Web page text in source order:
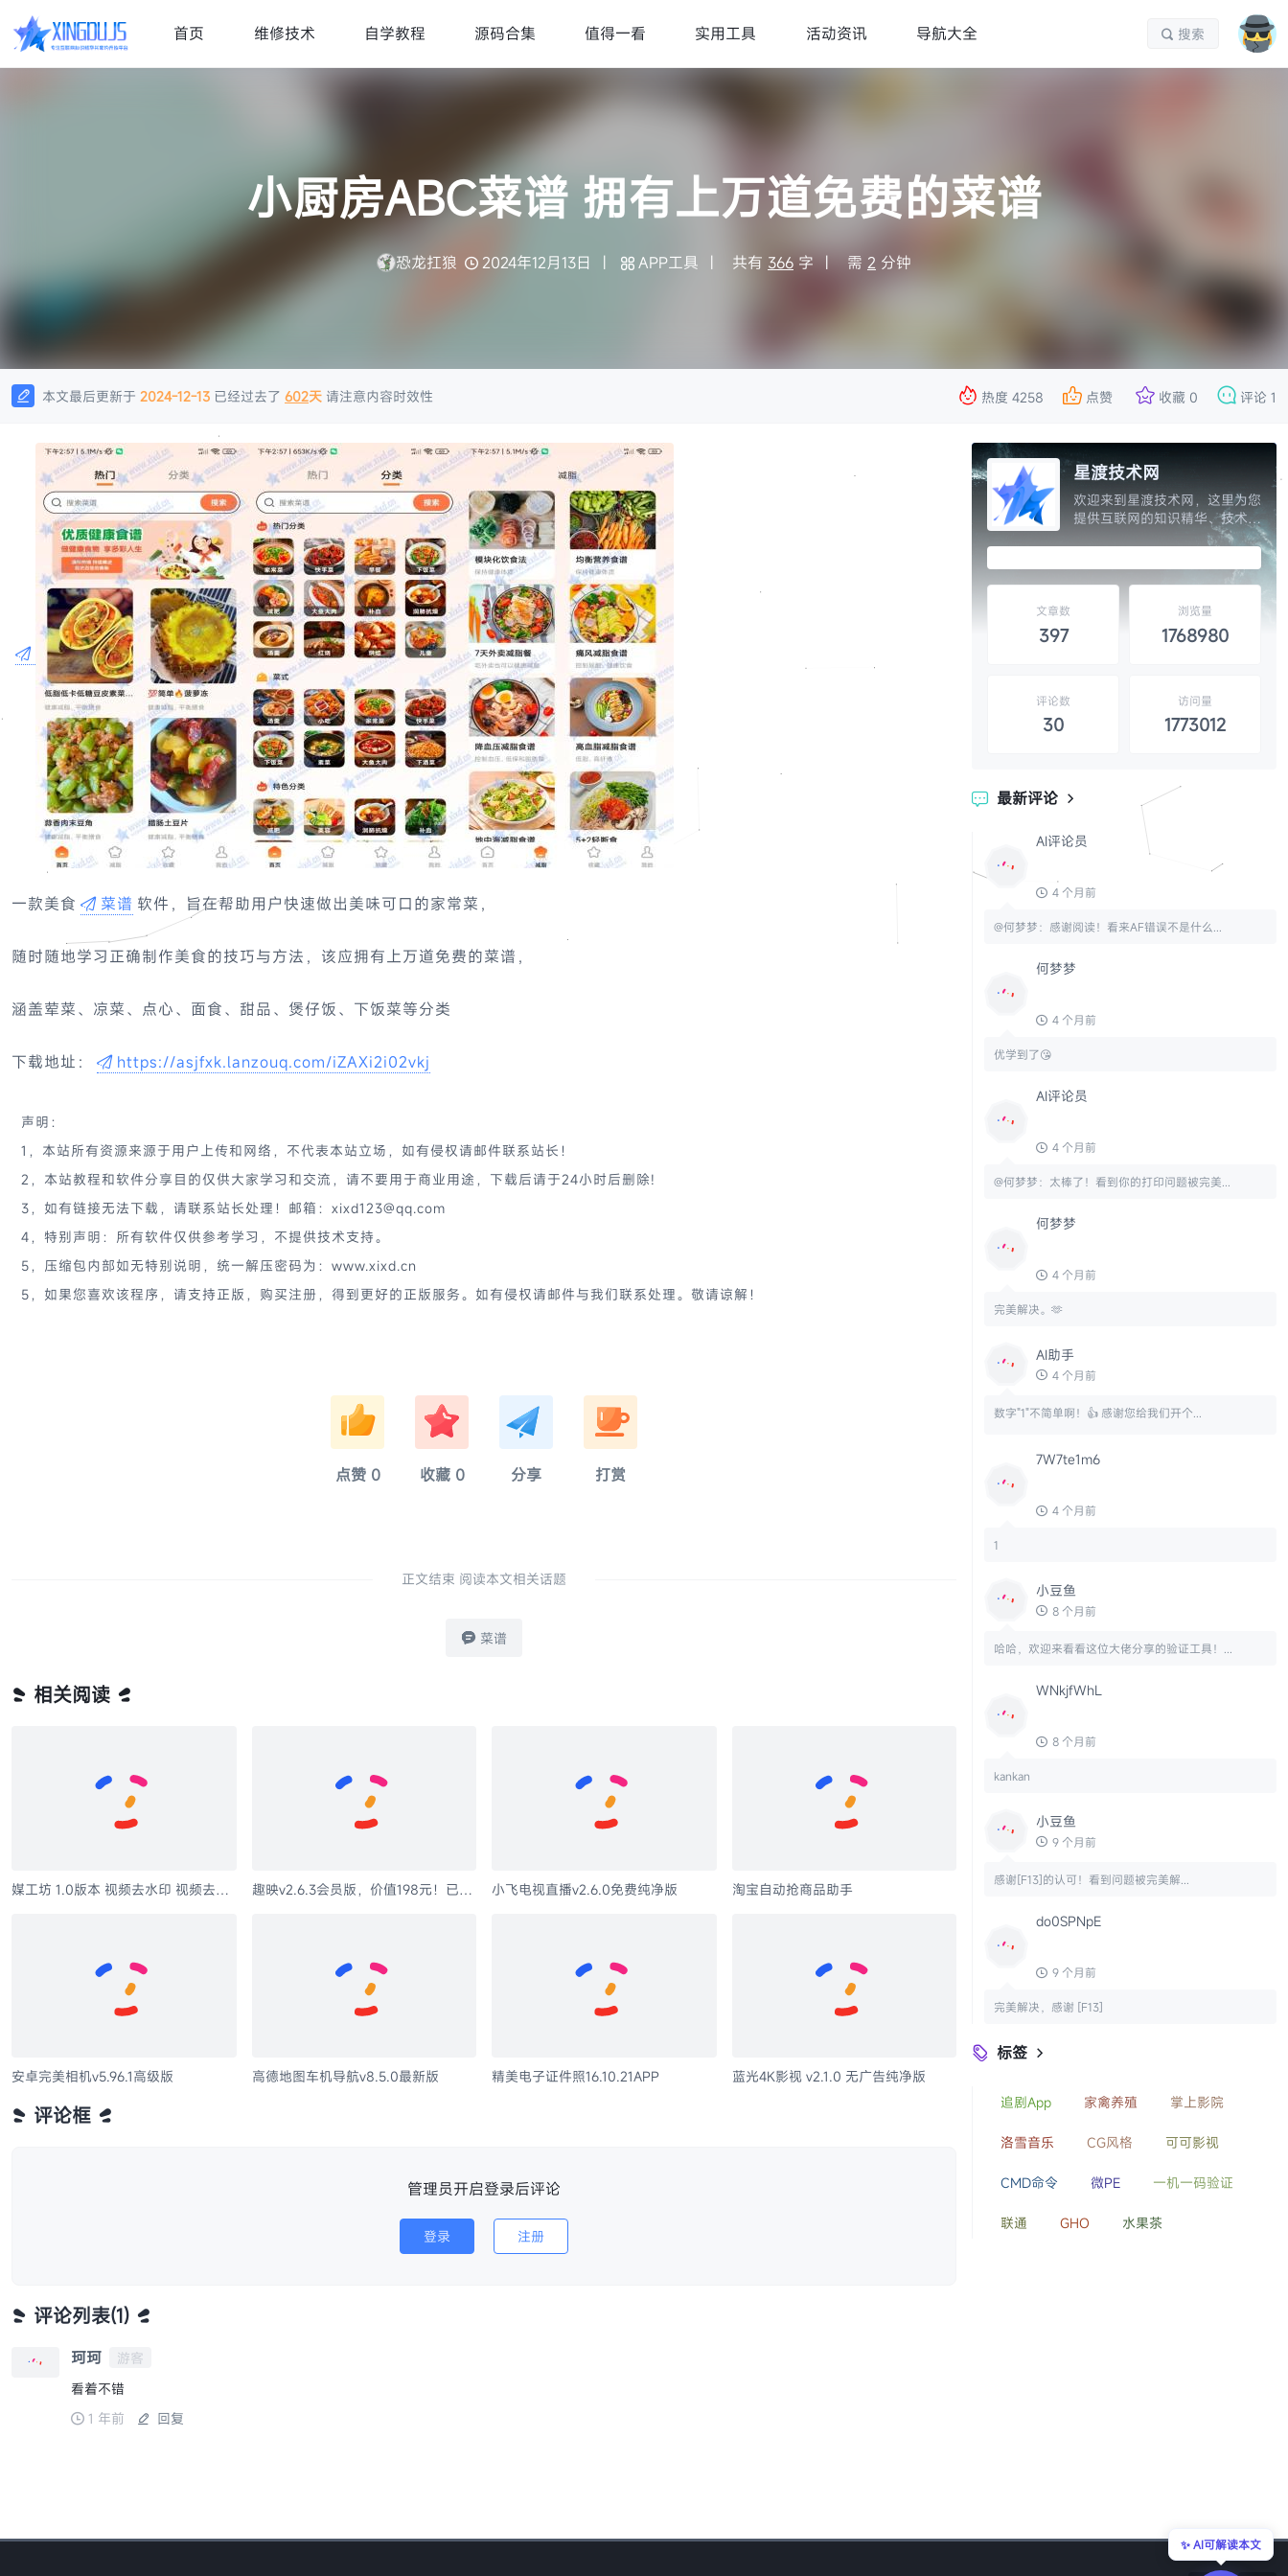
首页 维修技术 自学教程 源码合集 值得一看 实用工具 活动资讯 导航大全  搜索
小厨房ABC菜谱 拥有上万道免费的菜谱
恐龙扛狼 2024年12月13日 APP工具 共有 366 字 需 2 分钟
 本文最后更新于 2024-12-13 已经过去了 602天 请注意内容时效性  热度 4258  点赞  收藏 0  评论 1
一款美食 菜谱 软件，旨在帮助用户快速做出美味可口的家常菜，
随时随地学习正确制作美食的技巧与方法，该应拥有上万道免费的菜谱，
涵盖荤菜、凉菜、点心、面食、甜品、煲仔饭、下饭菜等分类
下载地址： https://asjfxk.lanzouq.com/iZAXi2i02vkj
声明：
1，本站所有资源来源于用户上传和网络，不代表本站立场，如有侵权请邮件联系站长！
2，本站教程和软件分享目的仅供大家学习和交流，请不要用于商业用途，下载后请于24小时后删除!
3，如有链接无法下载，请联系站长处理！邮箱：xixd123@qq.com
4，特别声明：所有软件仅供参考学习，不提供技术支持。
5，压缩包内部如无特别说明，统一解压密码为：www.xixd.cn
5，如果您喜欢该程序，请支持正版，购买注册，得到更好的正版服务。如有侵权请邮件与我们联系处理。敬请谅解！
淚
点赞 0
奈
收藏 0
硫
分享
亂
打赏
正文结束 阅读本文相关话题
菜谱
相关阅读
趣映v2.6.3会员版，价值198元！已破
淘宝自动抢商品助手
星渡技术网
欢迎来到星渡技术网，这里为您
提供互联网的知识精华、技术分
享、自学教程、维修技巧以及网
站源码和设计素材的精选，让您
开启知识的大门，独家呈现互联
网分享精神，分享全网权威优质
文章数
397
浏览量
1768980
评论数
30
访问量
1773012
 最新评论
AI评论员
4 个月前
@何梦梦：感谢阅读！看来AF错误不是什么...
何梦梦
4 个月前
优学到了😘
AI评论员
4 个月前
@何梦梦：太棒了！看到你的打印问题被完美...
何梦梦
4 个月前
完美解决。🫶
AI助手
4 个月前
数字"1"不简单啊！👍 感谢您给我们开个...
7W7te1m6
4 个月前
1
小豆鱼
8 个月前
哈哈，欢迎来看看这位大佬分享的验证工具！...
WNkjfWhL
8 个月前
kankan
小豆鱼
9 个月前
感谢[F13]的认可！看到问题被完美解...
do0SPNpE
9 个月前
完美解决，感谢 [F13]
 标签
追剧App 家禽养殖 掌上影院
洛雪音乐 CG风格 可可影视
CMD命令 微PE 一机一码验证
联通 GHO 水果茶
✨ AI可解读本文